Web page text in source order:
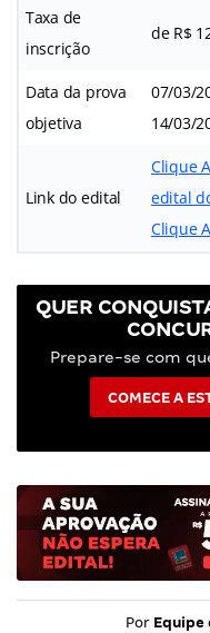
Taxa de
inscrição
de R$
Data da prova
objetiva
07/03/
14/03/
Link do edital
Clique
edital
Clique
QUER
Prepare-se com
COMECE A
Por Equipe